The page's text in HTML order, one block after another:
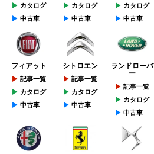
カタログ
中古車
カタログ
中古車
カタログ
中古車
フィアット
記事一覧
カタログ
中古車
シトロエン
記事一覧
カタログ
中古車
ランドローバ
ー
記事一覧
カタログ
中古車